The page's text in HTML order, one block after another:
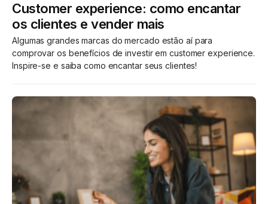
Customer experience: como encantar
os clientes e vender mais
Algumas grandes marcas do mercado estão aí para
comprovar os benefícios de investir em customer experience.
Inspire-se e saiba como encantar seus clientes!